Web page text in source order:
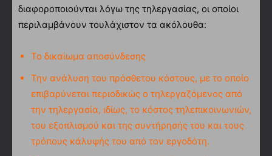
διαφοροποιούνται λόγω της τηλεργασίας, οι οποίοι
περιλαμβάνουν τουλάχιστον τα ακόλουθα:
Το δικαίωμα αποσύνδεσης
Την ανάλυση του πρόσθετου κόστους, με το οποίο
επιβαρύνεται περιοδικώς ο τηλεργαζόμενος από
την τηλεργασία, ιδίως, το κόστος τηλεπικοινωνιών,
του εξοπλισμού και της συντήρησής του και τους
τρόπους κάλυψής του από τον εργοδότη.